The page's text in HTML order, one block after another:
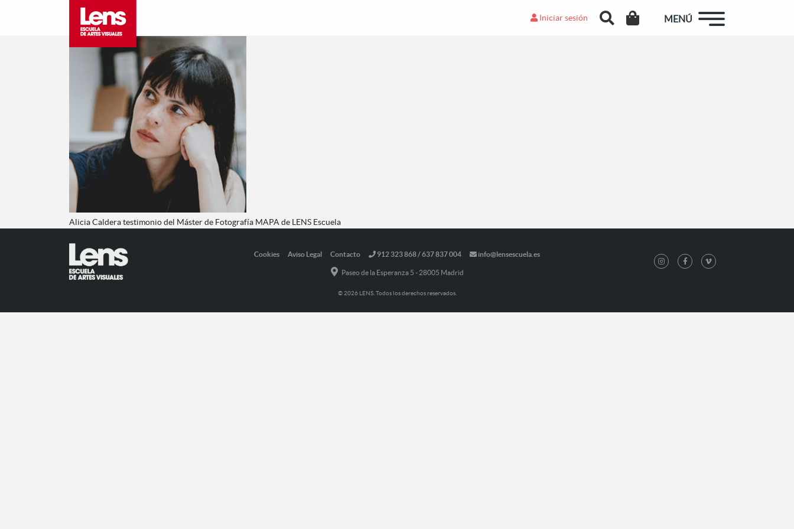
Iniciar sesión MENÚ
Alicia Caldera testimonio del Máster de Fotografía MAPA de LENS Escuela
Cookies Aviso Legal Contacto 912 323 868 / 637 837 004 info@lensescuela.es
Paseo de la Esperanza 5 - 28005 Madrid
© 2026 LENS. Todos los derechos reservados.